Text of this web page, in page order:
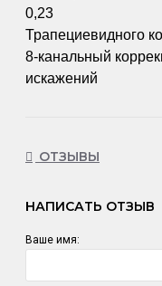
0,23
Трапециевидного
8-канальный
искажений
ОТЗЫВЫ
НАПИСАТЬ ОТЗЫВ
Ваше имя: